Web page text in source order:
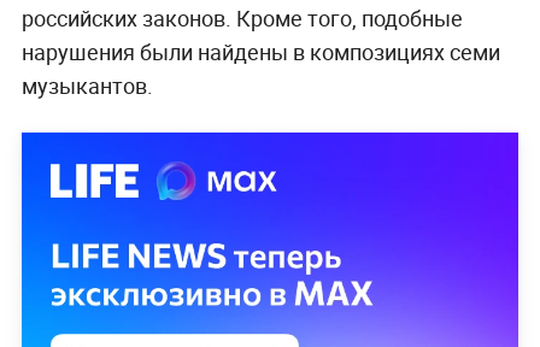
российских законов. Кроме того, подобные
нарушения были найдены в композициях семи
музыкантов.